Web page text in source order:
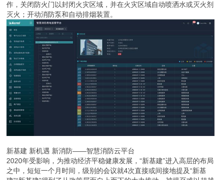
作，关闭防火门以封闭火灾区域，并在火灾区域自动喷洒水或灭火剂
灭火；开动消防泵和自动排烟装置。
新基建 新机遇 新消防——智慧消防云平台
2020年受影响，为推动经济平稳健康发展，“新基建”进入高层的布局
之中，短短一个月时间，级别的会议就4次直接或间接地提及“新基